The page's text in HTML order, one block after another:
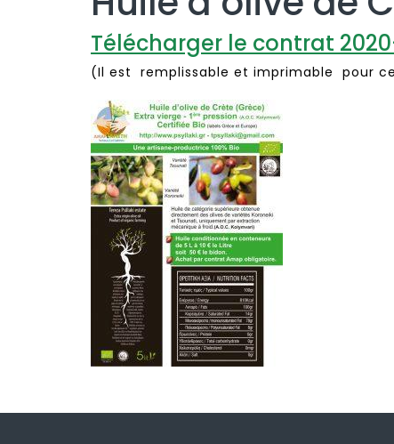
Télécharger le contrat
(Il est remplissable et imprimable pour